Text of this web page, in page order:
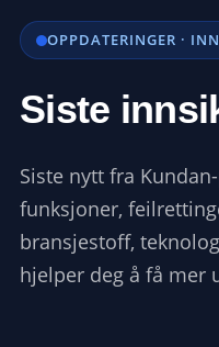
OPPDATERINGER ·
Siste
Siste nytt fra
funksjoner,
bransjestoff,
hjelper deg å få mer